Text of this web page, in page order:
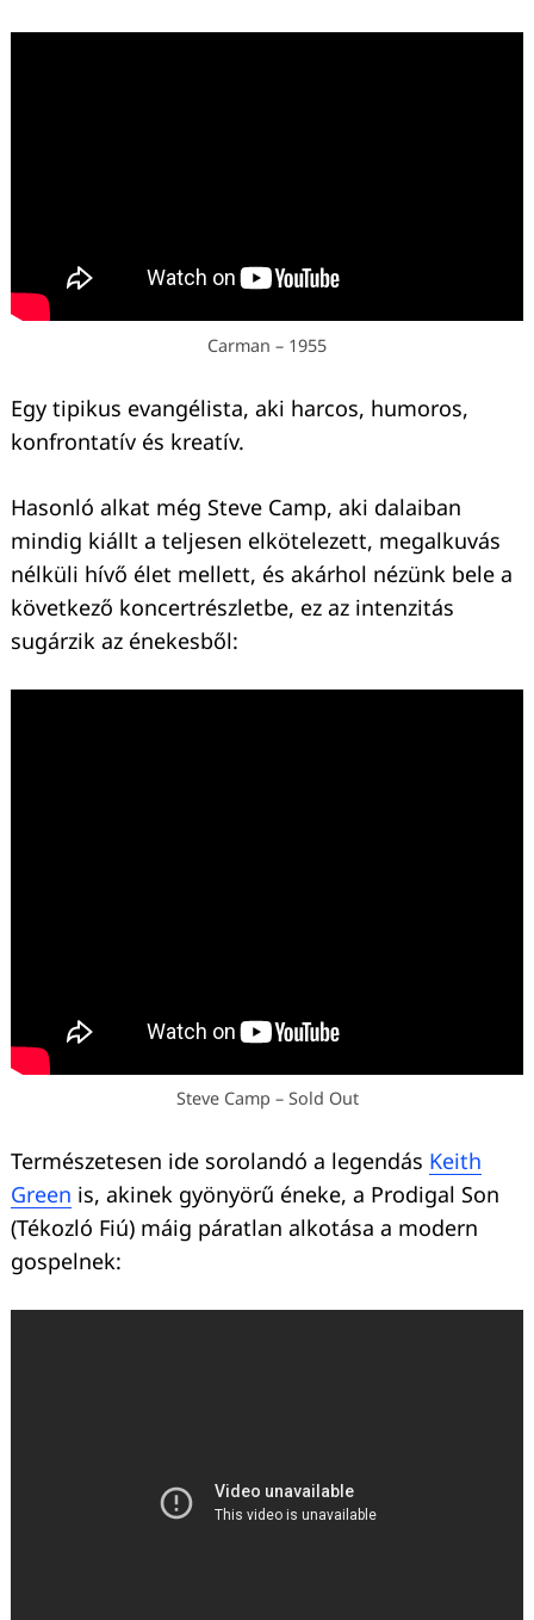
Carman – 1955
Egy tipikus evangélista, aki harcos, humoros,
konfrontatív és kreatív.
Hasonló alkat még Steve Camp, aki dalaiban
mindig kiállt a teljesen elkötelezett, megalkuvás
nélküli hívő élet mellett, és akárhol nézünk bele a
következő koncertrészletbe, ez az intenzitás
sugárzik az énekesből:
Steve Camp – Sold Out
Természetesen ide sorolandó a legendás Keith
Green is, akinek gyönyörű éneke, a Prodigal Son
(Tékozló Fiú) máig páratlan alkotása a modern
gospelnek: